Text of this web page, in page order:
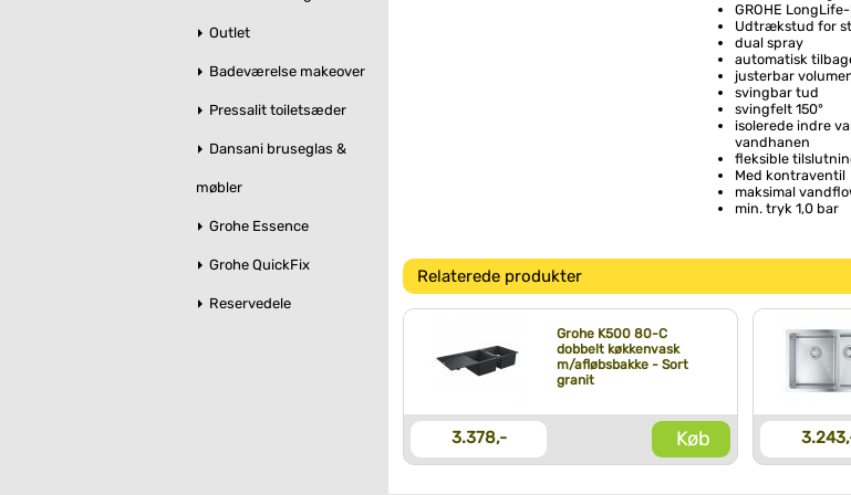
Outlet
Badeværelse makeover
Pressalit toiletsæder
Dansani bruseglas &
møbler
Grohe Essence
Grohe QuickFix
Reservedele
GROHE
Udtrækstud for
dual spray
automatisk
justerbar
svingbar tud
svingfelt 150°
isolerede indre
vandhanen
fleksible
Med kontraventil
maksimal
min. tryk 1,0 bar
Relaterede produkter
Grohe K500 80-C
dobbelt køkkenvask
m/afløbsbakke - Sort
granit
3.378,- Køb